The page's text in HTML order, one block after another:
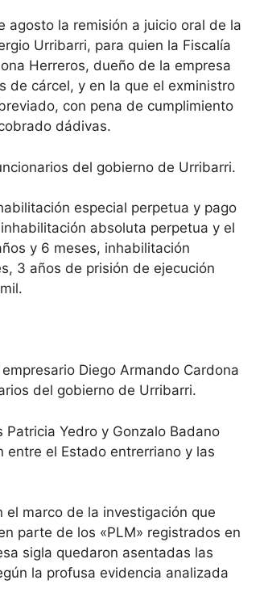
agosto la remisión a juicio oral de la
Urribarri, para quien la Fiscalía
Herreros, dueño de la empresa
de cárcel, y en la que el exministro
con pena de cumplimiento
dádivas.
del gobierno de Urribarri.
especial perpetua y pago
absoluta perpetua y el
y 6 meses, inhabilitación
3 años de prisión de ejecución
Diego Armando Cardona
del gobierno de Urribarri.
Yedro y Gonzalo Badano
el Estado entrerriano y las
marco de la investigación que
parte de los «PLM» registrados en
sigla quedaron asentadas las
la profusa evidencia analizada